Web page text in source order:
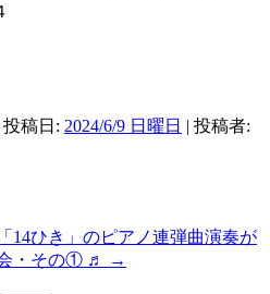
投稿日: 2024/6/9 日曜日 | 投稿者:
14ひき」のピアノ連弾曲演奏が
・その① ♬
→